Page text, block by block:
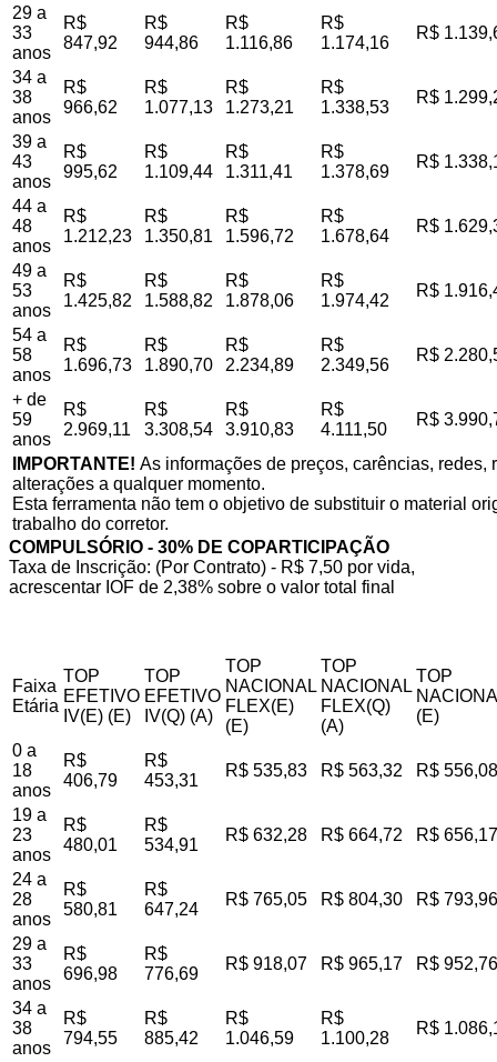
29 a
33
anos
R$
847,92
R$
944,86
R$
1.116,86
R$
1.174,16
R$
34 a
38
anos
R$
966,62
R$
1.077,13
R$
1.273,21
R$
1.338,53
R$
39 a
43
anos
R$
995,62
R$
1.109,44
R$
1.311,41
R$
1.378,69
R$
44 a
48
anos
R$
1.212,23
R$
1.350,81
R$
1.596,72
R$
1.678,64
R$
49 a
53
anos
R$
1.425,82
R$
1.588,82
R$
1.878,06
R$
1.974,42
R$
54 a
58
anos
R$
1.696,73
R$
1.890,70
R$
2.234,89
R$
2.349,56
R$
+ de
59
anos
R$
2.969,11
R$
3.308,54
R$
3.910,83
R$
4.111,50
R$
IMPORTANTE! As informações de preços, carências,
alterações a qualquer momento.
Esta ferramenta não tem o objetivo de substituir o material
trabalho do corretor.
COMPULSÓRIO - 30% DE COPARTICIPAÇÃO
Taxa de Inscrição: (Por Contrato) - R$ 7,50 por vida,
acrescentar IOF de 2,38% sobre o valor total final
Faixa
Etária
TOP
EFETIVO
IV(E) (E)
TOP
EFETIVO
IV(Q) (A)
TOP
NACIONAL
FLEX(E)
(E)
TOP
NACIONAL
FLEX(Q)
(A)
TOP
(E)
0 a
18
anos
R$
406,79
R$
453,31
R$ 535,83 R$ 563,32 R$ 556,08
19 a
23
anos
R$
480,01
R$
534,91
R$ 632,28 R$ 664,72 R$ 656,17
24 a
28
anos
R$
580,81
R$
647,24
R$ 765,05 R$ 804,30 R$ 793,96
29 a
33
anos
R$
696,98
R$
776,69
R$ 918,07 R$ 965,17 R$ 952,76
34 a
38
anos
R$
794,55
R$
885,42
R$
1.046,59
R$
1.100,28
R$